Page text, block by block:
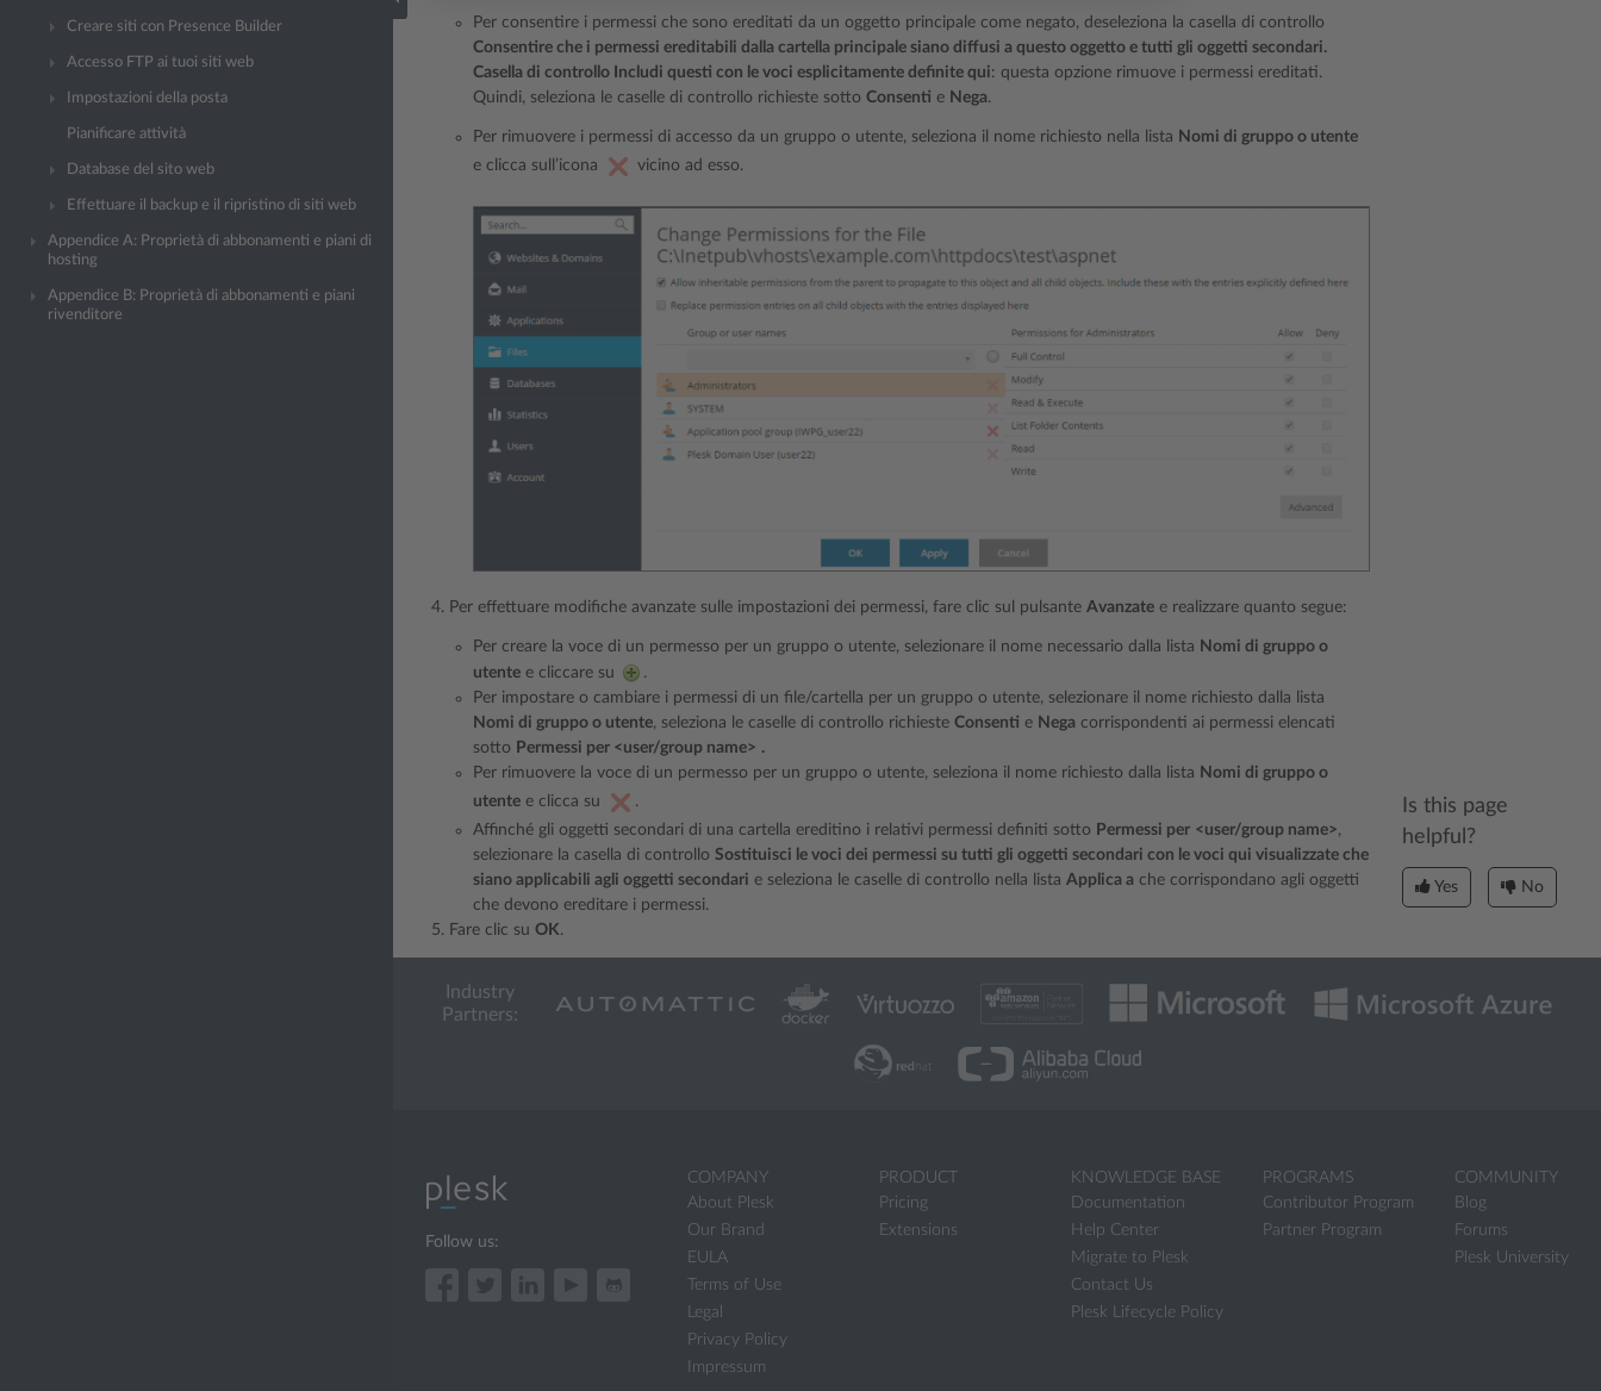
Creare siti con Presence Builder
Accesso FTP ai tuoi siti web
Impostazioni della posta
Pianificare attività
Database del sito web
Effettuare il backup e il ripristino di siti web
Appendice A: Proprietà di abbonamenti e piani di
hosting
Appendice B: Proprietà di abbonamenti e piani
rivenditore
Per consentire i permessi che sono ereditati da un oggetto principale come negato, deseleziona la casella di controllo
Consentire che i permessi ereditabili dalla cartella principale siano diffusi a questo oggetto e tutti gli oggetti secondari.
Casella di controllo Includi questi con le voci esplicitamente definite qui: questa opzione rimuove i permessi ereditati.
Quindi, seleziona le caselle di controllo richieste sotto Consenti e Nega.
Per rimuovere i permessi di accesso da un gruppo o utente, seleziona il nome richiesto nella lista Nomi di gruppo o utente
e clicca sull’icona
vicino ad esso.
Per effettuare modifiche avanzate sulle impostazioni dei permessi, fare clic sul pulsante Avanzate e realizzare quanto segue:
Per creare la voce di un permesso per un gruppo o utente, selezionare il nome necessario dalla lista Nomi di gruppo o
utente e cliccare su
.
Per impostare o cambiare i permessi di un file/cartella per un gruppo o utente, selezionare il nome richiesto dalla lista
Nomi di gruppo o utente, seleziona le caselle di controllo richieste Consenti e Nega corrispondenti ai permessi elencati
sotto Permessi per <user/group name> .
Per rimuovere la voce di un permesso per un gruppo o utente, seleziona il nome richiesto dalla lista Nomi di gruppo o
utente e clicca su
.
Affinché gli oggetti secondari di una cartella ereditino i relativi permessi definiti sotto Permessi per <user/group name>,
selezionare la casella di controllo Sostituisci le voci dei permessi su tutti gli oggetti secondari con le voci qui visualizzate che
siano applicabili agli oggetti secondari e seleziona le caselle di controllo nella lista Applica a che corrispondano agli oggetti
che devono ereditare i permessi.
Fare clic su OK.
Is this page
helpful?
Yes No
Industry
Partners:
Follow us:
COMPANY
About Plesk
Our Brand
EULA
Terms of Use
Legal
Privacy Policy
Impressum
PRODUCT
Pricing
Extensions
KNOWLEDGE BASE
Documentation
Help Center
Migrate to Plesk
Contact Us
Plesk Lifecycle Policy
PROGRAMS
Contributor Program
Partner Program
COMMUNITY
Blog
Forums
Plesk University